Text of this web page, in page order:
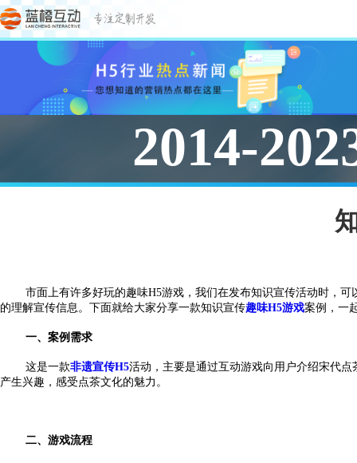
2014-
市面上有许多好玩的趣味H5游戏，我们在发布知识宣传活动时，
的理解宣传信息。下面就给大家分享一款知识宣传趣味H5游戏案例，一
一、案例需求
这是一款非遗宣传H5活动，主要是通过互动游戏向用户介绍宋代
产生兴趣，感受点茶文化的魅力。
二、游戏流程